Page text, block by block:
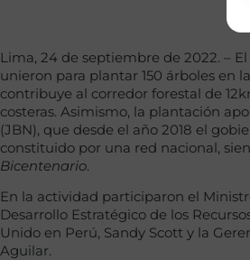
Lima, 24 de septiembre de 2022. – El
unieron para plantar 150 árboles en
contribuye al corredor forestal de
costeras. Asimismo, la plantación
(JBN), que desde el año 2018 el
constituido por una red nacional,
Bicentenario.
En la actividad participaron el
Desarrollo Estratégico de los
Unido en Perú, Sandy Scott y la
Aguilar.